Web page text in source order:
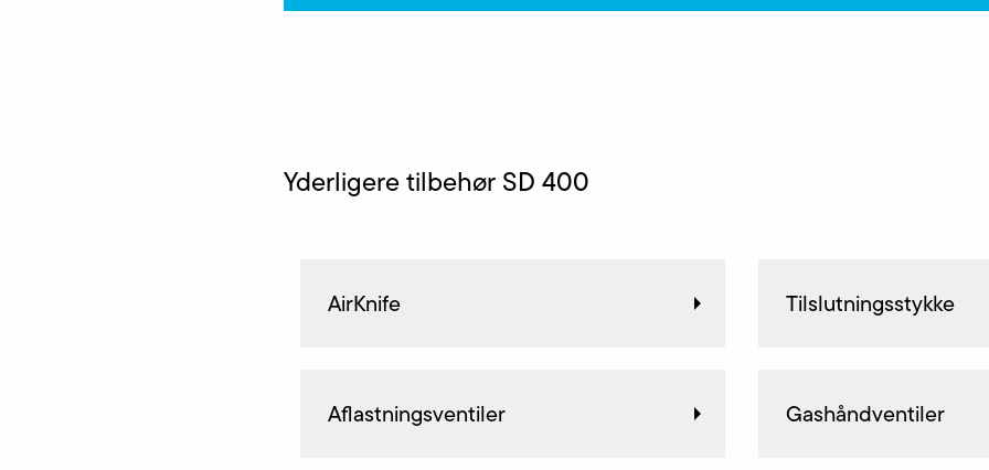
Yderligere tilbehør SD 400
AirKnife Tilslutningsstykke
Aflastningsventiler Gashåndventiler